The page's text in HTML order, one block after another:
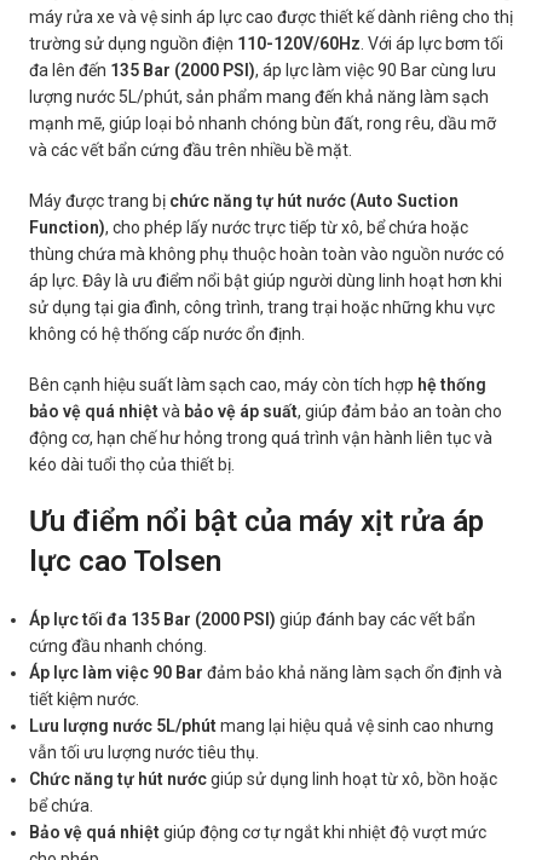
máy rửa xe và vệ sinh áp lực cao được thiết kế dành riêng cho thị
trường sử dụng nguồn điện 110-120V/60Hz . Với áp lực bơm tối
đa lên đến 135 Bar (2000 PSI), áp lực làm việc 90 Bar cùng lưu
lượng nước 5L/phút, sản phẩm mang đến khả năng làm sạch
mạnh mẽ, giúp loại bỏ nhanh chóng bùn đất, rong rêu, dầu mỡ
và các vết bẩn cứng đầu trên nhiều bề mặt.
Máy được trang bị chức năng tự hút nước (Auto Suction
Function), cho phép lấy nước trực tiếp từ xô, bể chứa hoặc
thùng chứa mà không phụ thuộc hoàn toàn vào nguồn nước có
áp lực. Đây là ưu điểm nổi bật giúp người dùng linh hoạt hơn khi
sử dụng tại gia đình, công trình, trang trại hoặc những khu vực
không có hệ thống cấp nước ổn định.
Bên cạnh hiệu suất làm sạch cao, máy còn tích hợp hệ thống
bảo vệ quá nhiệt và bảo vệ áp suất, giúp đảm bảo an toàn cho
động cơ, hạn chế hư hỏng trong quá trình vận hành liên tục và
kéo dài tuổi thọ của thiết bị.
Ưu điểm nổi bật của máy xịt rửa áp
lực cao Tolsen
Áp lực tối đa 135 Bar (2000 PSI) giúp đánh bay các vết bẩn
cứng đầu nhanh chóng.
Áp lực làm việc 90 Bar đảm bảo khả năng làm sạch ổn định và
tiết kiệm nước.
Lưu lượng nước 5L/phút mang lại hiệu quả vệ sinh cao nhưng
vẫn tối ưu lượng nước tiêu thụ.
Chức năng tự hút nướcgiúp sử dụng linh hoạt từ xô, bồn hoặc
bể chứa.
Bảo vệ quá nhiệt giúp động cơ tự ngắt khi nhiệt độ vượt mức